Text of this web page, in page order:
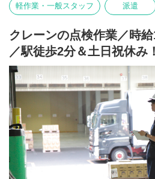
【ポイント１：社員の働きやすさを考
目先の利益よりも、まずは働いている
浸透した会社です！
スタッフの安全確保にはとても気を配
安全に配慮していただけない案件から
際にありました。
当社にはたくさんの勤務地があるの
もOK！
あなたにより合う勤務地をご用意いた
【ポイントその2：正社員登用あり！
アルバイトで入社した方でも、
希望すれば基本的には全員社員になる
現場で経験を積んだあとは、様々な
可能。
実際、本社勤務をしているスタッフ
◆経験者歓迎◆手当多数◆高時給◆入
【業務】
〇業務内容
鉄の工場内にて回転式のカウンター
いします。
作業は難しくありません！クレーン
フォークリフトも経験不問！ 一人作
分のペースで作業が出来ます！
20代～50代の男性活躍中！明るい方
にご応募下さい。
〇アクセス
ユニバーサルシティ駅：徒歩7分
※自転車通勤OK！
軽作業・一般スタッフ 派遣
クレーンの点検作業／時
／駅徒歩2分＆土日祝休み